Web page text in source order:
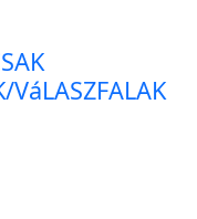
VáLASZFALAK